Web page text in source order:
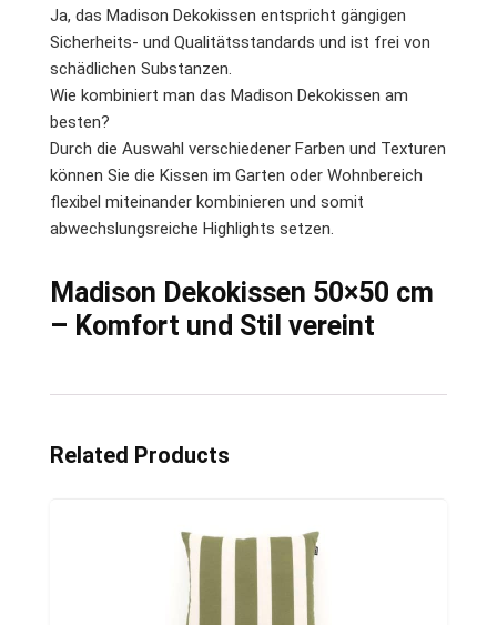
Ja, das Madison Dekokissen entspricht gängigen
Sicherheits- und Qualitätsstandards und ist frei von
schädlichen Substanzen.
Wie kombiniert man das Madison Dekokissen am
besten?
Durch die Auswahl verschiedener Farben und Texturen
können Sie die Kissen im Garten oder Wohnbereich
flexibel miteinander kombinieren und somit
abwechslungsreiche Highlights setzen.
Madison Dekokissen 50×50 cm
– Komfort und Stil vereint
Related Products